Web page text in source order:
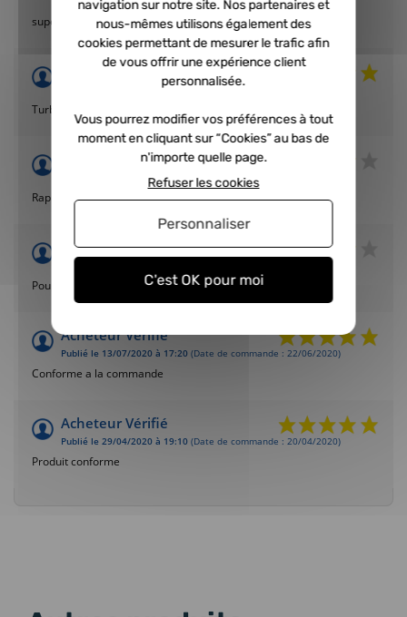
super rien a rajouter
Acheteur Vérifié
Publié le 12/05/2021 à 11:01
Turbo impeccable Tourne comme une horloge
Acheteur Vérifié
Publié le 22/08/2020 à 03:24 (Date de commande : 10/08/2020)
Rapide et efficace
Acheteur Vérifié
Pour le moment, tout va bien !
Acheteur Vérifié
Publié le 13/07/2020 à 17:20 (Date de commande : 22/06/2020)
Conforme a la commande
Acheteur Vérifié
Publié le 29/04/2020 à 19:10 (Date de commande : 20/04/2020)
Produit conforme
navigation sur notre site. Nos partenaires et
nous-mêmes utilisons également des
cookies permettant de mesurer le trafic afin
de vous offrir une expérience client
personnalisée.
Vous pourrez modifier vos préférences à tout
moment en cliquant sur “Cookies” au bas de
n'importe quelle page.
C'est OK pour moi
Refuser les cookies
Personnaliser